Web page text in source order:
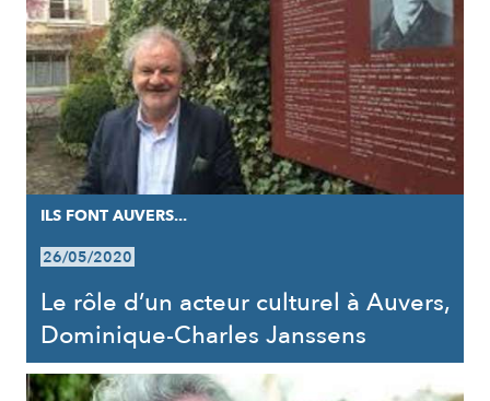
ILS FONT AUVERS...
26/05/2020
Le rôle d’un acteur culturel à Auvers,
Dominique-Charles Janssens